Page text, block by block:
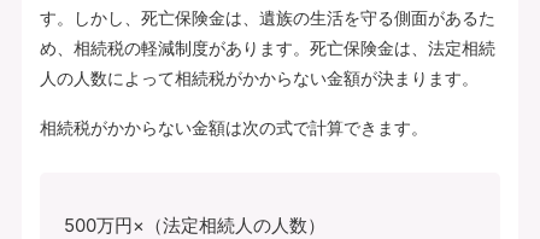
す。しかし、死亡保険金は、遺族の生活を守る側面があるた
め、相続税の軽減制度があります。死亡保険金は、法定相続
人の人数によって相続税がかからない金額が決まります。
相続税がかからない金額は次の式で計算できます。
500万円×（法定相続人の人数）